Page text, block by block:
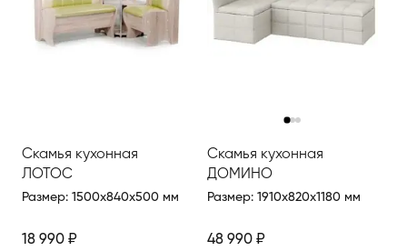
Скамья кухонная
ЛОТОС
Размер: 1500x840x500 мм
18 990 ₽
Скамья кухонная
ДОМИНО
Размер: 1910x820x1180 мм
48 990₽